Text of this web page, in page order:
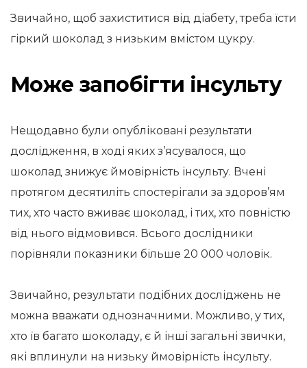
Звичайно, щоб захиститися від діабету, треба їсти
гіркий шоколад з низьким вмістом цукру.
Може запобігти інсульту
Нещодавно були опубліковані результати
дослідження, в ході яких з’ясувалося, що
шоколад знижує ймовірність інсульту. Вчені
протягом десятиліть спостерігали за здоров’ям
тих, хто часто вживає шоколад, і тих, хто повністю
від нього відмовився. Всього дослідники
порівняли показники більше 20 000 чоловік.
Звичайно, результати подібних досліджень не
можна вважати однозначними. Можливо, у тих,
хто їв багато шоколаду, є й інші загальні звички,
які вплинули на низьку ймовірність інсульту.